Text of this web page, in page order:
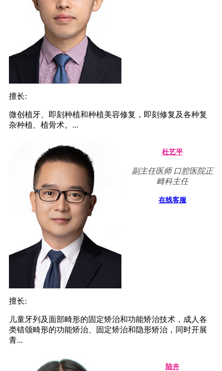
擅长:
微创植牙、即刻种植和种植美容修复，即刻修复及各种复
杂种植、植骨术。...
杜艺平
副主任医师 口腔医院正
畸科主任
在线客服
擅长:
儿童牙列及面部畸形的固定矫治和功能矫治技术，成人各
类错颌畸形的功能矫治、固定矫治和隐形矫治，同时开展
青...
陆卉